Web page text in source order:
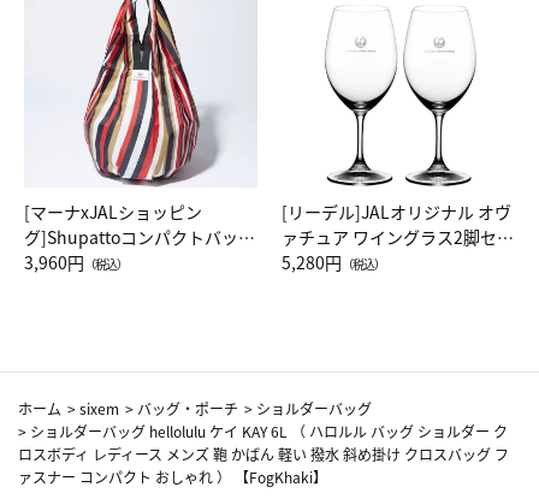
[マーナxJALショッピン
グ]Shupattoコンパクトバッグ
Drop JAL客室乗務員（LC）ス
3,960円 （税込）
[リーデル]JALオリジナル オヴ
ァチュア ワイングラス2脚セッ
ト（レッドワイン）
5,280円 （税込）
ホーム >sixem > バッグ・ポーチ > ショルダーバッグ
> ショルダーバッグ hellolulu ケイ KAY 6L （ ハロルル バッグ ショルダー ク
ロスボディ レディース メンズ 鞄 かばん 軽い 撥水 斜め掛け クロスバッグ フ
ァスナー コンパクト おしゃれ ） 【FogKhaki】